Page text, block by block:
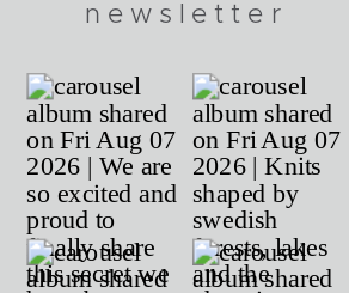
newsletter